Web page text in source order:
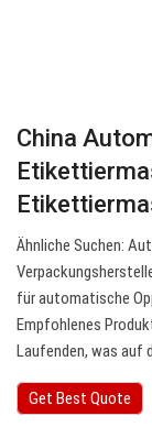
China
Ähnliche Suchen:
für automatische
Empfohlenes
Laufenden, was auf
Get Best Quote